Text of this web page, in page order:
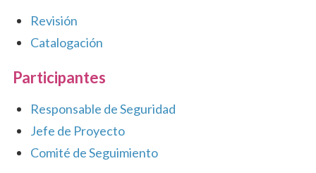
Revisión
Catalogación
Participantes
Responsable de Seguridad
Jefe de Proyecto
Comité de Seguimiento